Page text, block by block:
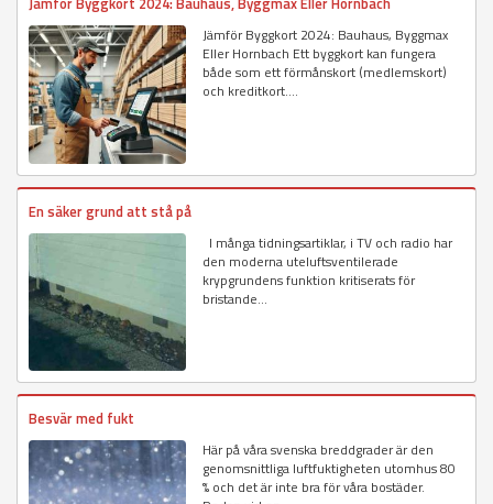
Jämför Byggkort 2024: Bauhaus, Byggmax
Eller Hornbach Ett byggkort kan fungera
både som ett förmånskort (medlemskort)
och kreditkort....
En säker grund att stå på
I många tidningsartiklar, i TV och radio har
den moderna uteluftsventilerade
krypgrundens funktion kritiserats för
bristande...
Besvär med fukt
Här på våra svenska breddgrader är den
genomsnittliga luftfuktigheten utomhus 80
% och det är inte bra för våra bostäder.